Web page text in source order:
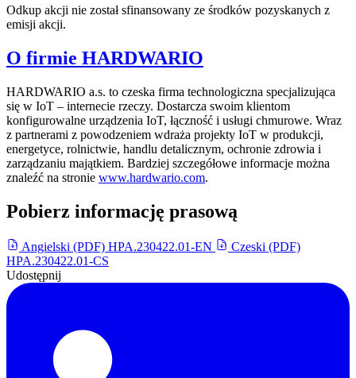
Odkup akcji nie został sfinansowany ze środków pozyskanych z
emisji akcji.
O firmie HARDWARIO
HARDWARIO a.s. to czeska firma technologiczna specjalizująca
się w IoT – internecie rzeczy. Dostarcza swoim klientom
konfigurowalne urządzenia IoT, łączność i usługi chmurowe. Wraz
z partnerami z powodzeniem wdraża projekty IoT w produkcji,
energetyce, rolnictwie, handlu detalicznym, ochronie zdrowia i
zarządzaniu majątkiem. Bardziej szczegółowe informacje można
znaleźć na stronie www.hardwario.com.
Pobierz informację prasową
Angielski (PDF) HPA.230422.01-EN
Czeski (PDF)
HPA.230422.01-CS
Udostępnij